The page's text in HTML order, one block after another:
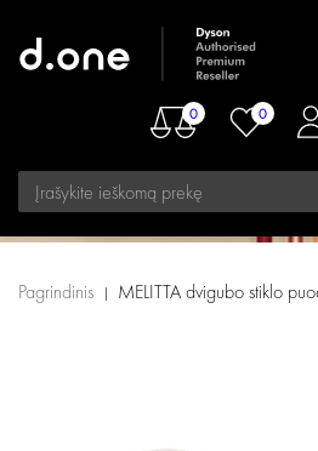
0 0
Pagrindinis MELITTA dvigubo stiklo